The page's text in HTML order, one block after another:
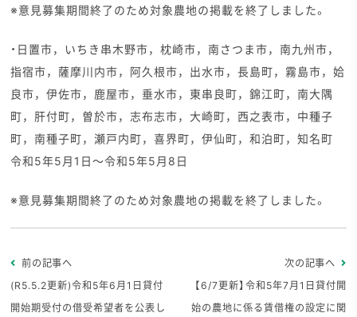
※意見募集期間終了のため対象農地の掲載を終了しました。
・日置市，いちき串木野市，枕崎市，南さつま市，南九州市，
指宿市，薩摩川内市，阿久根市，出水市，長島町，霧島市，姶
良市，伊佐市，鹿屋市，垂水市，東串良町，錦江町，南大隅
町，肝付町，曽於市，志布志市，大崎町，西之表市，中種子
町，南種子町，瀬戸内町，喜界町，伊仙町，和泊町，知名町
令和5年5月1日～令和5年5月8日
※意見募集期間終了のため対象農地の掲載を終了しました。
前の記事へ
(R5.5.2更新)令和5年6月1日貸付
開始期受付の借受希望者を公表し
次の記事へ
【6/7更新】令和5年7月1日貸付開
始の農地に係る賃借権の設定に関